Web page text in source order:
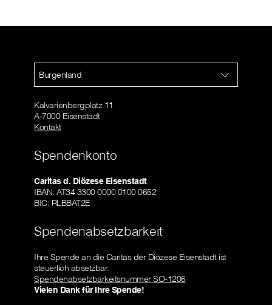
Burgenland
Kalvarienbergplatz 11
A-7000 Eisenstadt
Kontakt
Spendenkonto
Caritas d. Diözese Eisenstadt
IBAN: AT34 3300 0000 0100 0652
BIC: RLBBAT2E
Spendenabsetzbarkeit
Ihre Spende an die Caritas der Diözese Eisenstadt ist
steuerlich absetzbar.
Spendenabsetzbarkeitsnummer SO-1206
Vielen Dank für Ihre Spende!